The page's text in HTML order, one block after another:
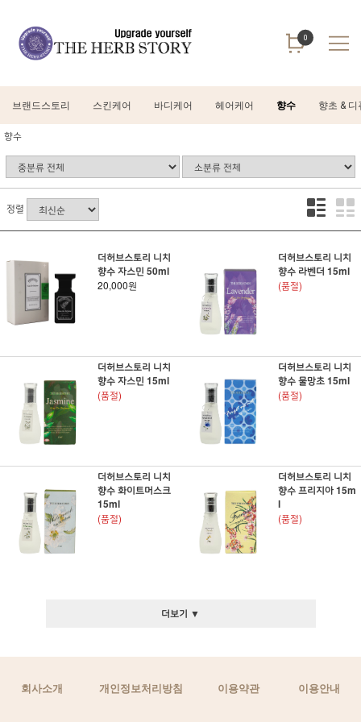
0
브랜드스토리 스킨케어 바디케어 헤어케어 향수 향초 & 디
향수
정렬
더허브스토리 니치
향수 자스민 50ml
20,000원
더허브스토리 니치
향수 라벤더 15ml
(품절)
더허브스토리 니치
향수 자스민 15ml
(품절)
더허브스토리 니치
향수 물망초 15ml
(품절)
더허브스토리 니치
향수 화이트머스크
15ml
(품절)
더허브스토리 니치
향수 프리지아 15m
l
(품절)
더보기 ▼
회사소개 개인정보처리방침 이용약관 이용안내